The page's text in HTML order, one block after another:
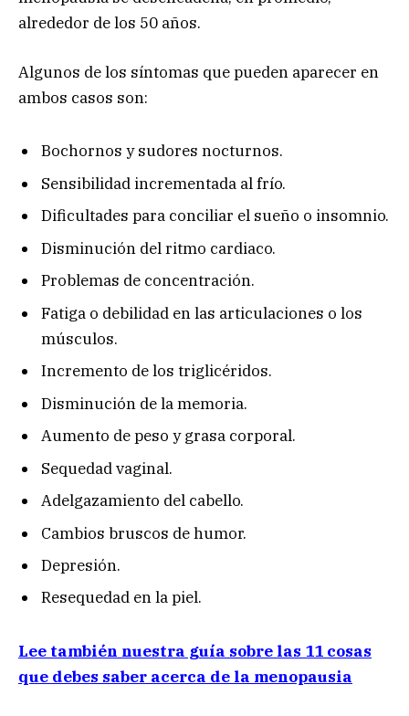
alrededor de los 50 años.
Algunos de los síntomas que pueden aparecer en
ambos casos son:
Bochornos y sudores nocturnos.
Sensibilidad incrementada al frío.
Dificultades para conciliar el sueño o insomnio.
Disminución del ritmo cardiaco.
Problemas de concentración.
Fatiga o debilidad en las articulaciones o los
músculos.
Incremento de los triglicéridos.
Disminución de la memoria.
Aumento de peso y grasa corporal.
Sequedad vaginal.
Adelgazamiento del cabello.
Cambios bruscos de humor.
Depresión.
Resequedad en la piel.
Lee también nuestra guía sobre las 11 cosas
que debes saber acerca de la menopausia